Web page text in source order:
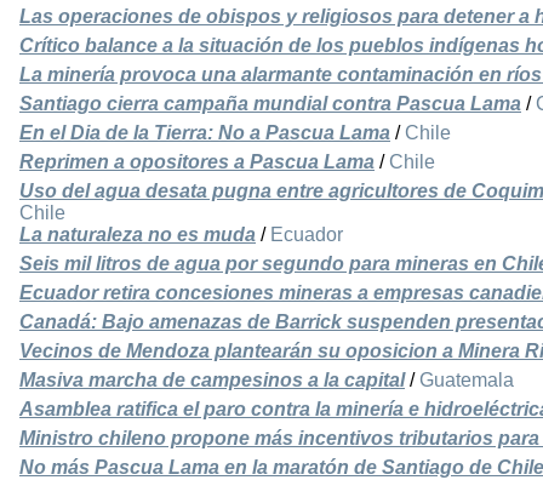
Las operaciones de obispos y religiosos para detener a
Crítico balance a la situación de los pueblos indígenas
La minería provoca una alarmante contaminación en
Santiago cierra campaña mundial contra Pascua Lama /
En el Dia de la Tierra: No a Pascua Lama / Chile
Reprimen a opositores a Pascua Lama / Chile
Uso del agua desata pugna entre agricultores de
Chile
La naturaleza no es muda / Ecuador
Seis mil litros de agua por segundo para mineras en
Ecuador retira concesiones mineras a empresas
Canadá: Bajo amenazas de Barrick suspenden
Vecinos de Mendoza plantearán su oposicion a Minera
Masiva marcha de campesinos a la capital/ Guatemala
Asamblea ratifica el paro contra la minería e
Ministro chileno propone más incentivos tributarios
No más Pascua Lama en la maratón de Santiago de Chile